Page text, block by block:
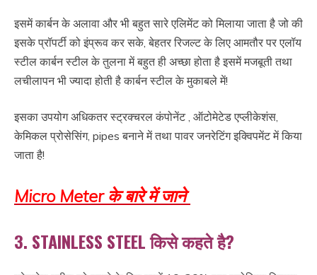
इसमें कार्बन के अलावा और भी बहुत सारे एलिमेंट को मिलाया जाता है जो की
इसके प्रॉपर्टी को इंप्रूव कर सके, बेहतर रिजल्ट के लिए आमतौर पर एलॉय
स्टील कार्बन स्टील के तुलना में बहुत ही अच्छा होता है इसमें मजबूती तथा
लचीलापन भी ज्यादा होती है कार्बन स्टील के मुकाबले में!
इसका उपयोग अधिकतर स्ट्रक्चरल कंपोनेंट , ऑटोमेटेड एप्लीकेशंस,
केमिकल प्रोसेसिंग, pipes बनाने में तथा पावर जनरेटिंग इक्विपमेंट में किया
जाता है!
Micro Meter के बारे में जाने
3. STAINLESS STEEL किसे कहते है?